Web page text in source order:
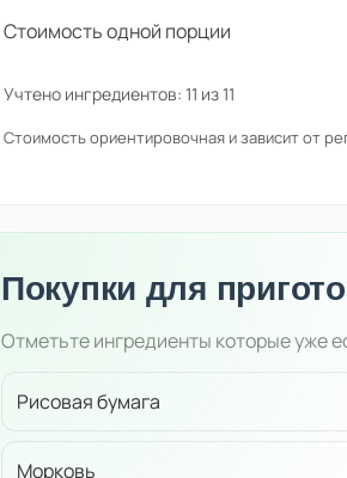
Стоимость одной порции
Учтено ингредиентов: 11 из11
Стоимость ориентировочная и зависит от
Покупки для
Отметьте ингредиенты которые уже
Рисовая бумага
Морковь